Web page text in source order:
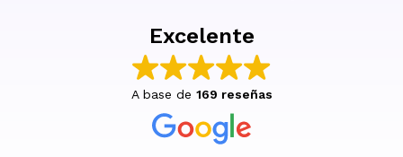
Excelente
A base de 169 reseñas